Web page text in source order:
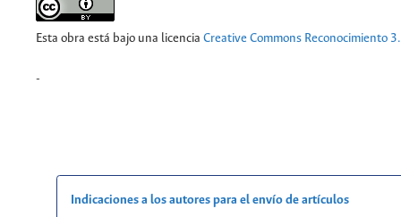
Esta obra está bajo una licencia Creative Commons Reconocimiento
-
Indicaciones a los autores para el envío de artículos